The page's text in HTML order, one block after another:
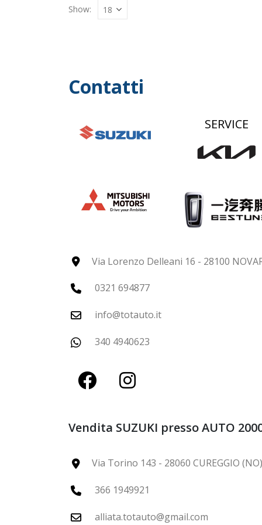
Show:
Contatti
SERVICE
Via Lorenzo Delleani 16 - 28100
0321 694877
info@totauto.it
340 4940623
Vendita SUZUKI presso AUTO
Via Torino 143 - 28060 CUREGGIO (NO)
366 1949921
alliata.totauto@gmail.com